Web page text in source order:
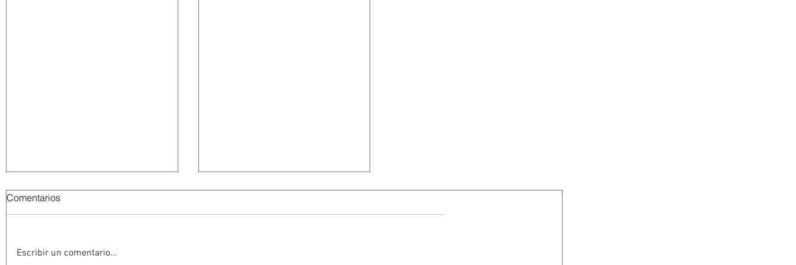
Comentarios
Escribir un comentario...